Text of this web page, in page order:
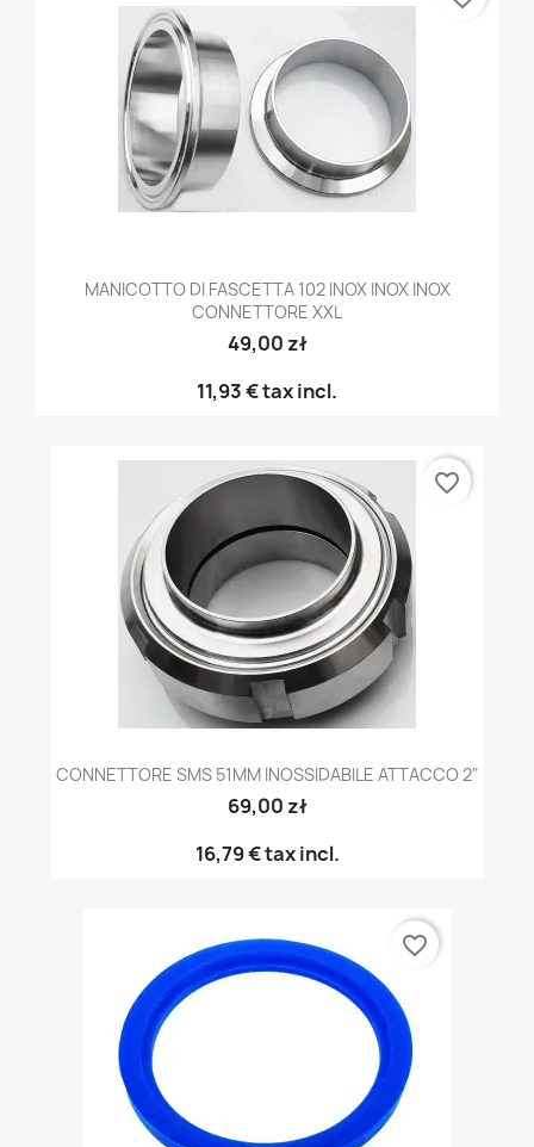
MANICOTTO DI FASCETTA 102 INOX INOX INOX
CONNETTORE XXL
49,00 zł
11,93 €tax incl.
CONNETTORE SMS 51MM INOSSIDABILE ATTACCO 2"
69,00 zł
16,79 €tax incl.
favorite_border
favorite_border